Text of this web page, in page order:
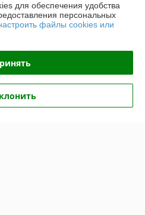
для обеспечения удобства
персональных
файлы cookies или